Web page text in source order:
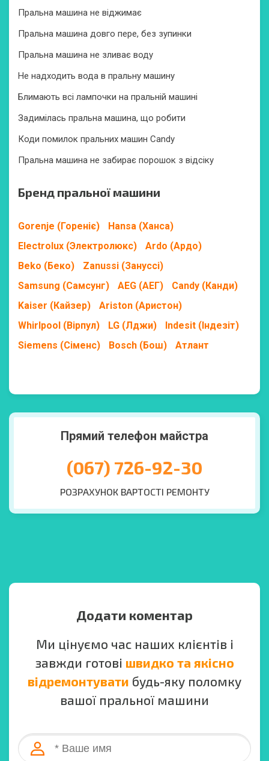
Пральна машина не віджимає
Пральна машина довго пере, без зупинки
Пральна машина не зливає воду
Не надходить вода в пральну машину
Блимають всі лампочки на пральній машині
Задимілась пральна машина, що робити
Коди помилок пральних машин Candy
Пральна машина не забирає порошок з відсіку
Бренд пральної машини
Gorenje (Гореніє)
Hansa (Ханса)
Electrolux (Электролюкс)
Ardo (Ардо)
Beko (Беко)
Zanussi (Зануссі)
Samsung (Самсунг)
AEG (АЕГ)
Candy (Канди)
Kaiser (Кайзер)
Ariston (Аристон)
Whirlpool (Вірпул)
LG (Лджи)
Indesit (Індезіт)
Siemens (Сіменс)
Bosch (Бош) Атлант
Прямий телефон майстра
(067) 726-92-30
РОЗРАХУНОК ВАРТОСТІ РЕМОНТУ
Додати коментар
Ми цінуємо час наших клієнтів і
завжди готові швидко та якісно
відремонтувати будь-яку поломку
вашої пральної машини